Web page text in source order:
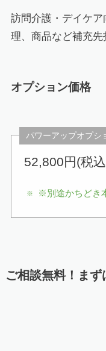
訪問介護・デイケ
理、商品など補充
オプション価格
パワーアップオプシ
52,800円(税
※別途かちどき
ご相談無料！ま